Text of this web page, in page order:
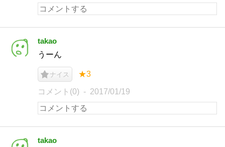
takao
うーん
ナイス ★3
コメント(0) 2017/01/19
takao